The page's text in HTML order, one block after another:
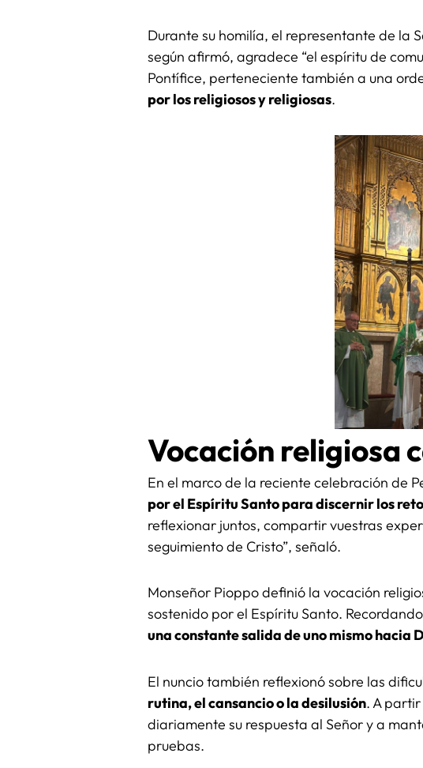
Durante su homilía, el representante de la
según afirmó, agradece “el espíritu de
Pontífice, perteneciente también a una
por los religiosos y religiosas.
Vocación religiosa
En el marco de la reciente celebración de
por el Espíritu Santo para discernir los
reflexionar juntos, compartir vuestras
seguimiento de Cristo”, señaló.
Monseñor Pioppo definió la vocación
sostenido por el Espíritu Santo.
una constante salida de uno mismo hacia
El nuncio también reflexionó sobre las
rutina, el cansancio o la desilusión. A
diariamente su respuesta al Señor y a
pruebas.